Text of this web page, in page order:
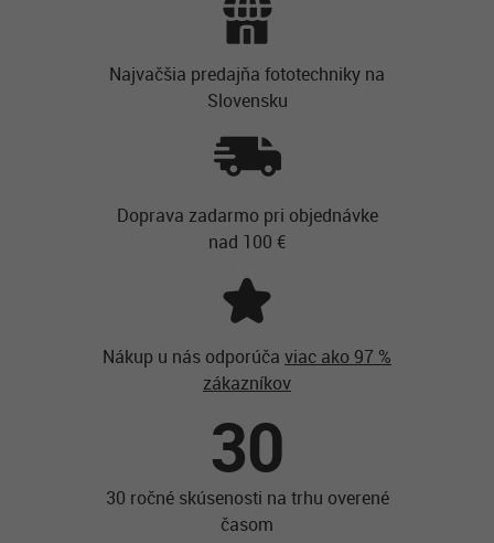
Najvačšia predajňa fototechniky na
Slovensku
Doprava zadarmo pri objednávke
nad 100 €
Nákup u nás odporúča viac ako 97 %
zákazníkov
30
30 ročné skúsenosti na trhu overené
časom